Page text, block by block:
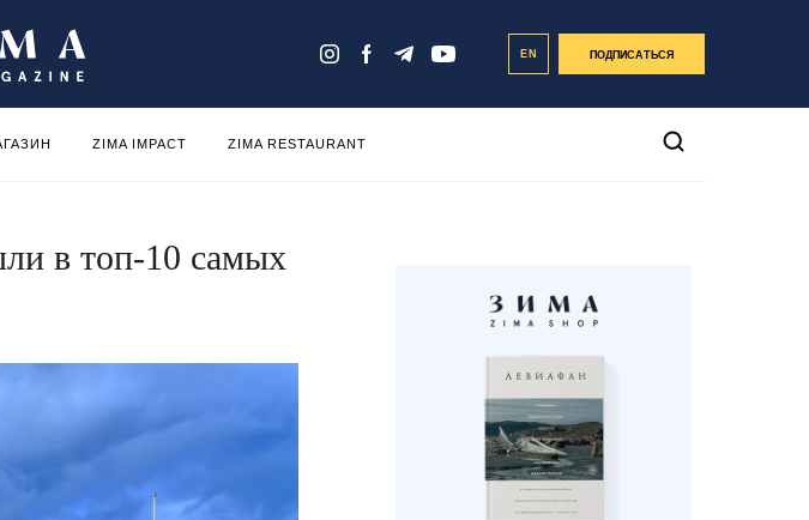
EN ПОДПИСАТЬСЯ
ZIMA IMPACT ZIMA RESTAURANT
в топ-10 самых